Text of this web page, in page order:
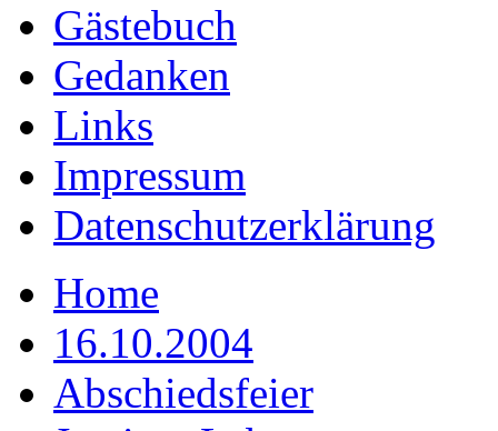
Gästebuch
Gedanken
Links
Impressum
Datenschutzerklärung
Home
16.10.2004
Abschiedsfeier